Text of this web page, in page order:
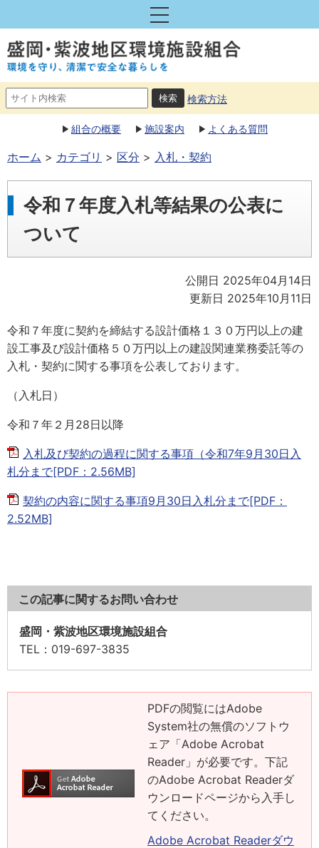
検索方法
組合の概要 施設案内 よくある質問
ホーム カテゴリ 区分 入札・契約
令和７年度入札等結果の公表に
ついて
公開日 2025年04月14日
更新日 2025年10月11日
令和７年度に契約を締結する設計価格１３０万円以上の建
設工事及び設計価格５０万円以上の建設関連業務委託等の
入札・契約に関する事項を公表しております。
（入札日）
令和７年２月28日以降
入札及び契約の過程に関する事項（令和7年9月30日入
札分まで[PDF：2.56MB]
契約の内容に関する事項9月30日入札分まで[PDF：
2.52MB]
この記事に関するお問い合わせ
盛岡・紫波地区環境施設組合
TEL ：019-697-3835
PDFの閲覧にはAdobe
System社の無償のソフトウ
ェア「Adobe Acrobat
Reader」が必要です。下記
のAdobe Acrobat Readerダ
ウンロードページから入手し
てください。
Adobe Acrobat Readerダウ